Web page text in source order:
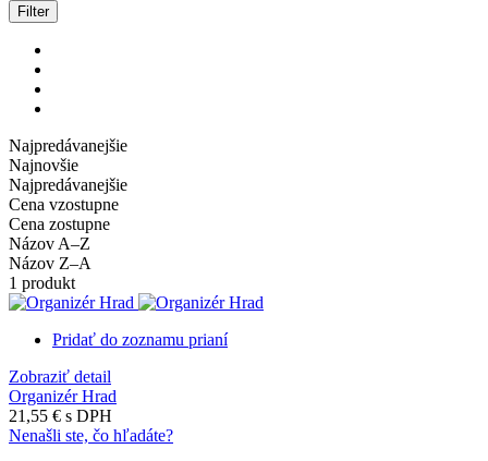
Filter
Najpredávanejšie
Najnovšie
Najpredávanejšie
Cena vzostupne
Cena zostupne
Názov A–Z
Názov Z–A
1 produkt
Pridať do zoznamu prianí
Zobraziť detail
Organizér Hrad
21,55 € s DPH
Nenašli ste, čo hľadáte?